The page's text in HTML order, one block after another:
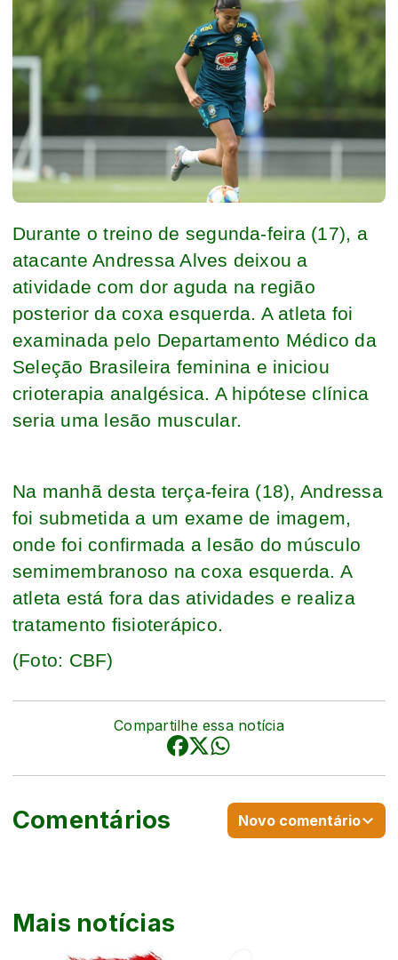
Durante o treino de segunda-feira (17), a
atacante Andressa Alves deixou a
atividade com dor aguda na região
posterior da coxa esquerda. A atleta foi
examinada pelo Departamento Médico da
Seleção Brasileira feminina e iniciou
crioterapia analgésica. A hipótese clínica
seria uma lesão muscular.
Na manhã desta terça-feira (18), Andressa
foi submetida a um exame de imagem,
onde foi confirmada a lesão do músculo
semimembranoso na coxa esquerda. A
atleta está fora das atividades e realiza
tratamento fisioterápico.
(Foto: CBF)
Compartilhe essa notícia
Comentários Novo comentário
Mais notícias